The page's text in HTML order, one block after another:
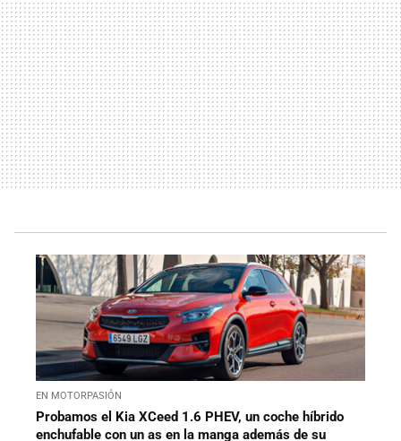
EN MOTORPASIÓN
Probamos el Kia XCeed 1.6 PHEV, un coche híbrido
enchufable con un as en la manga además de su